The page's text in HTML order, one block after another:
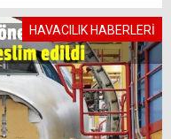
HAVACILIK HABERLERİ